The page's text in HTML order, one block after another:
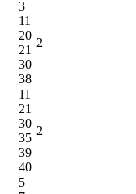
3
11
20
21
30
38
2
11
21
30
35
39
40
2
5